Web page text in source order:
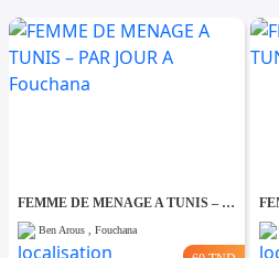
FEMME DE MENAGE A TUNIS – PAR JOUR A Fouchana
Ben Arous , Fouchana